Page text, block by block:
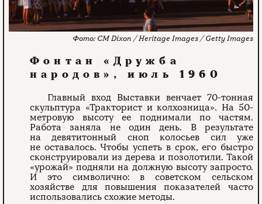
CM Dixon / Heritage Images / Getty Images
Фонтан «Дружба
народов», июль 1960
Главный вход Выставки венчает 70-тонная
скульптура «Тракторист и колхозница». На 50-
метровую высоту ее поднимали по частям.
Работа заняла не один день. В результате
на девятитонный сноп колосьев сил уже
не оставалось. Чтобы успеть в срок, его быстро
сконструировали из дерева и позолотили. Такой
«урожай» подняли на должную высоту запросто.
И это символично: в советском сельском
хозяйстве для повышения показателей часто
использовались схожие методы.